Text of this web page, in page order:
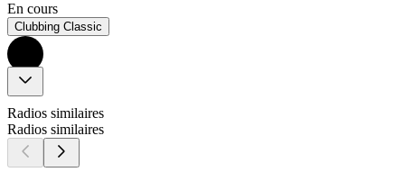
En cours
Clubbing Classic
Radios similaires
Radios similaires